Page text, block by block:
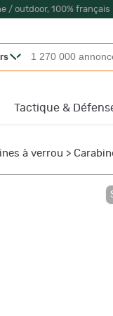
/ outdoor, 100% français
Tactique &
à verrou >